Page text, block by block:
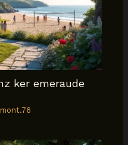
ker emeraude